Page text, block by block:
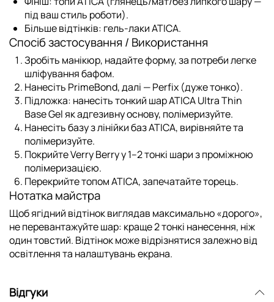
під ваш стиль роботи).
Більше відтінків: гель-лаки ATICA.
Спосіб застосування / Використання
Зробіть манікюр, надайте форму, за потреби легке
шліфування бафом.
Нанесіть PrimeBond, далі —Perfix (дуже тонко).
Підложка: нанесіть тонкий шарATICA Ultra Thin
Base Gelяк адгезивну основу, полімеризуйте.
Нанесіть базу злінійки баз ATICA, вирівняйте та
полімеризуйте.
Покрийте Verry Berry у 1–2 тонкі шари з проміжною
полімеризацією.
Перекрийтетопом ATICA, запечатайте торець.
Нотатка майстра
Щоб ягідний відтінок виглядав максимально «дорого»,
не перевантажуйте шар: краще 2 тонкі нанесення, ніж
один товстий. Відтінок може відрізнятися залежно від
освітлення та налаштувань екрана.
Відгуки